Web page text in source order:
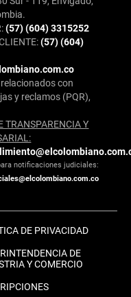
(57) (604) 3315252
(57) (604)
con
y reclamos (PQR),
TRANSPARENCIA Y
notificaciones judiciales:
DE PRIVACIDAD
DE
Y COMERCIO